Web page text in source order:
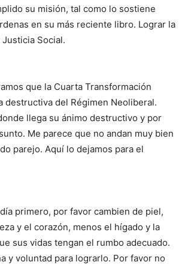
su misión, tal como lo sostiene
en su más reciente libro. Lograr la
Social.
que la Cuarta Transformación
destructiva del Régimen Neoliberal.
llega su ánimo destructivo y por
Me parece que no andan muy bien
parejo. Aquí lo dejamos para el
primero, por favor cambien de piel,
y el corazón, menos el hígado y la
sus vidas tengan el rumbo adecuado.
y voluntad para lograrlo. Por favor no